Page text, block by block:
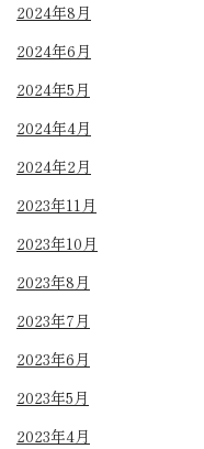
2024年8月
2024年6月
2024年5月
2024年4月
2024年2月
2023年11月
2023年10月
2023年8月
2023年7月
2023年6月
2023年5月
2023年4月